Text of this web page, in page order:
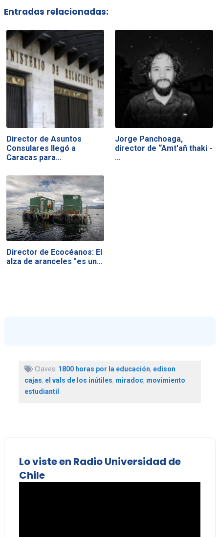
Entradas relacionadas:
Director de Asuntos
Consulares llegó a
Caracas para…
Jorge Panchoaga,
director de “Amt'añ thaki -
…
Director de Ecocéanos: El
alza de aranceles "es un…
Claves: 1800 horas por la educación, edison
cajas, el vals de los inútiles, miradoc, movimiento
estudiantil
Lo viste en Radio Universidad de
Chile